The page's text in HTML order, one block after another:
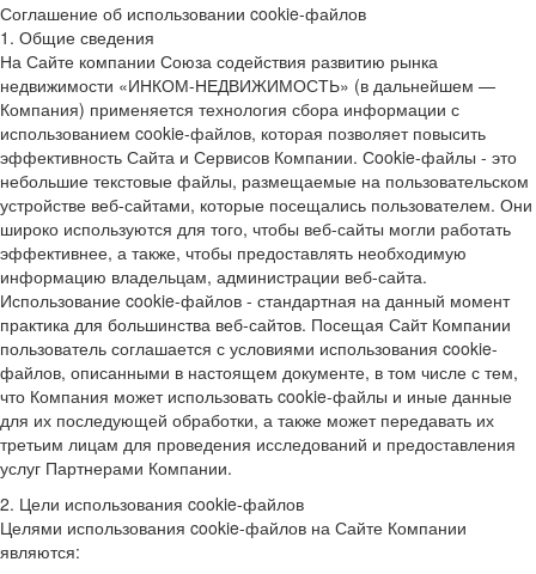
Соглашение об использовании cookie-файлов
1. Общие сведения
На Сайте компании Союза содействия развитию рынка
недвижимости «ИНКОМ-НЕДВИЖИМОСТЬ» (в дальнейшем —
Компания) применяется технология сбора информации с
использованием cookie-файлов, которая позволяет повысить
эффективность Сайта и Сервисов Компании. Сookie-файлы - это
небольшие текстовые файлы, размещаемые на пользовательском
устройстве веб-сайтами, которые посещались пользователем. Они
широко используются для того, чтобы веб-сайты могли работать
эффективнее, а также, чтобы предоставлять необходимую
информацию владельцам, администрации веб-сайта.
Использование cookie-файлов - стандартная на данный момент
практика для большинства веб-сайтов. Посещая Сайт Компании
пользователь соглашается с условиями использования cookie-
файлов, описанными в настоящем документе, в том числе с тем,
что Компания может использовать cookie-файлы и иные данные
для их последующей обработки, а также может передавать их
третьим лицам для проведения исследований и предоставления
услуг Партнерами Компании.
2. Цели использования cookie-файлов
Целями использования cookie-файлов на Сайте Компании
являются: